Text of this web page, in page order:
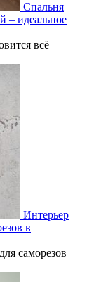
Спальня
– идеальное
всё
Интерьер
в
саморезов